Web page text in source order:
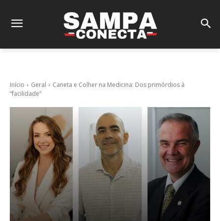
Início Geral
Caneta e Colher na Medicina: Dos primórdios à
“facilidade”